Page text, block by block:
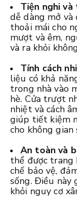
Tiện nghi và
dễ dàng mở và
thoải mái cho
mượt và êm,
và ra khỏi
Tính cách
liệu có khả
trong nhà vào
hè. Cửa trượt
nhiệt và cách
giúp tiết kiệm
cho không gian
An toàn và
thể được trang
chế bảo vệ,
sống. Điều này
khỏi nguy cơ